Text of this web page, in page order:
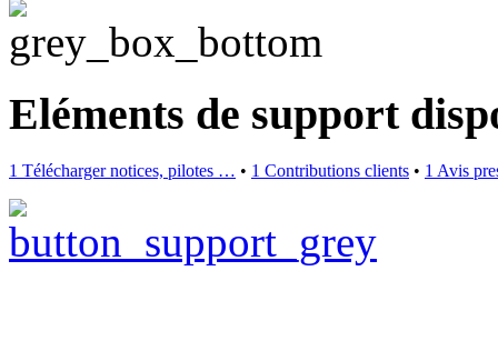
Eléments de support
1 Télécharger notices, pilotes … • 1 Contributions clients • 1 Avis